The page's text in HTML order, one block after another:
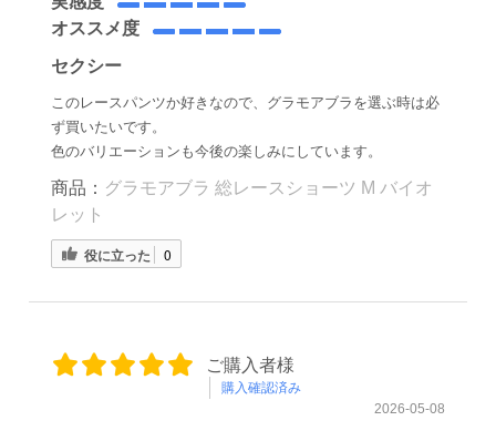
オススメ度
セクシー
このレースパンツか好きなので、グラモアブラを選ぶ時は必
ず買いたいです。
色のバリエーションも今後の楽しみにしています。
商品： グラモアブラ 総レースショーツ M バイオ
レット
役に立った 0
ご購入者様
購入確認済み
2026-05-08